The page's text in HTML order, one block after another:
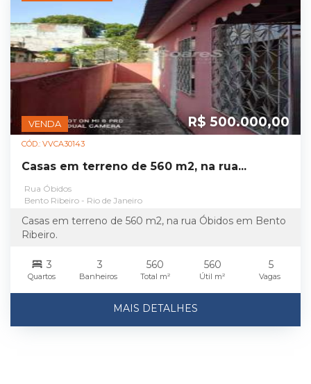
VENDA R$ 500.000,00
CÓD.: VVCA30143
Casas em terreno de 560 m2, na rua...
Rua Óbidos
Bento Ribeiro - Rio de Janeiro
Casas em terreno de 560 m2, na rua Óbidos em Bento
Ribeiro.
3
Quartos
3
Banheiros
560
Total m²
560
Útil m²
5
Vagas
MAIS DETALHES